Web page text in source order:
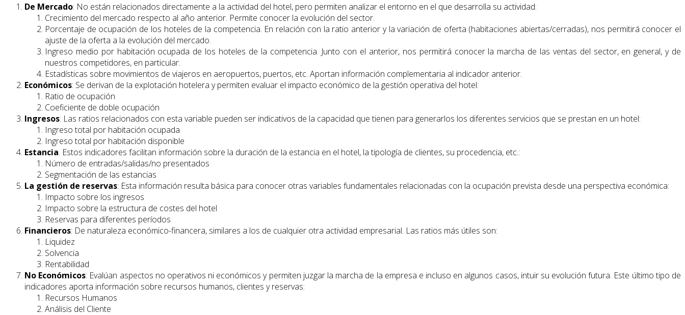
De Mercado: No están relacionados directamente a la actividad del hotel, pero permiten analizar el entorno en el que desarrolla su actividad:
Crecimiento del mercado respecto al año anterior. Permite conocer la evolución del sector.
Porcentaje de ocupación de los hoteles de la competencia. En relación con la ratio anterior y la variación de oferta (habitaciones abiertas/cerradas), nos permitirá conocer el
ajuste de la oferta a la evolución del mercado.
Ingreso medio por habitación ocupada de los hoteles de la competencia. Junto con el anterior, nos permitirá conocer la marcha de las ventas del sector, en general, y de
nuestros competidores, en particular.
Estadísticas sobre movimientos de viajeros en aeropuertos, puertos, etc. Aportan información complementaria al indicador anterior.
Económicos: Se derivan de la explotación hotelera y permiten evaluar el impacto económico de la gestión operativa del hotel:
Ratio de ocupación
Coeficiente de doble ocupación
Ingresos: Las ratios relacionados con esta variable pueden ser indicativos de la capacidad que tienen para generarlos los diferentes servicios que se prestan en un hotel:
Ingreso total por habitación ocupada
Ingreso total por habitación disponible
Estancia. Estos indicadores facilitan información sobre la duración de la estancia en el hotel, la tipología de clientes, su procedencia, etc.:
Número de entradas/salidas/no presentados
Segmentación de las estancias
La gestión de reservas: Esta información resulta básica para conocer otras variables fundamentales relacionadas con la ocupación prevista desde una perspectiva económica:
Impacto sobre los ingresos
Impacto sobre la estructura de costes del hotel
Reservas para diferentes períodos
Financieros: De naturaleza económico-financera, similares a los de cualquier otra actividad empresarial. Las ratios más útiles son:
Liquidez
Solvencia
Rentabilidad
No Económicos: Evalúan aspectos no operativos ni económicos y permiten juzgar la marcha de la empresa e incluso en algunos casos, intuir su evolución futura. Este último tipo de
indicadores aporta información sobre recursos humanos, clientes y reservas:
Recursos Humanos
Análisis del Cliente